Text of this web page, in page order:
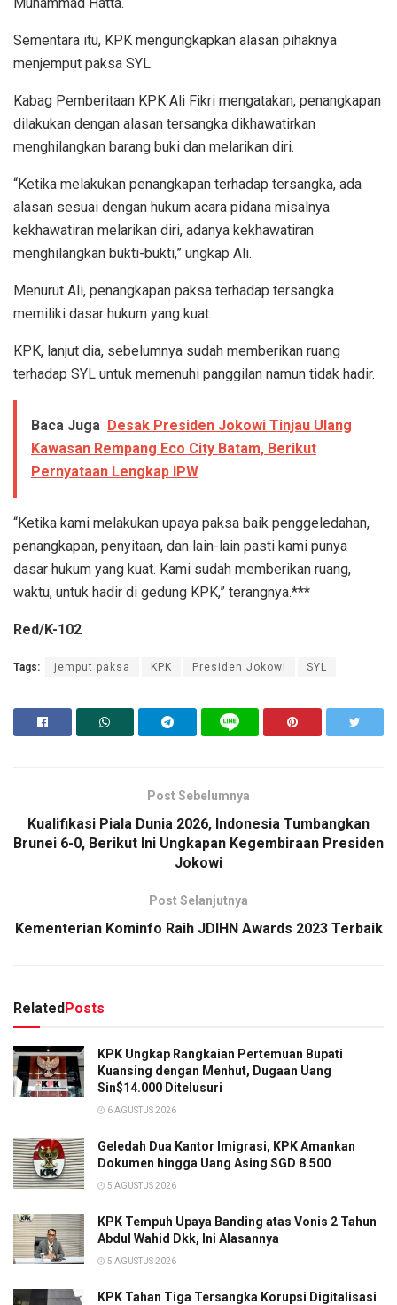
Sementara itu, KPK mengungkapkan alasan pihaknya
menjemput paksa SYL.
Kabag Pemberitaan KPK Ali Fikri mengatakan, penangkapan
dilakukan dengan alasan tersangka dikhawatirkan
menghilangkan barang buki dan melarikan diri.
“Ketika melakukan penangkapan terhadap tersangka, ada
alasan sesuai dengan hukum acara pidana misalnya
kekhawatiran melarikan diri, adanya kekhawatiran
menghilangkan bukti-bukti,” ungkap Ali.
Menurut Ali, penangkapan paksa terhadap tersangka
memiliki dasar hukum yang kuat.
KPK, lanjut dia, sebelumnya sudah memberikan ruang
terhadap SYL untuk memenuhi panggilan namun tidak hadir.
Baca Juga Desak Presiden Jokowi Tinjau Ulang
Kawasan Rempang Eco City Batam, Berikut
Pernyataan Lengkap IPW
“Ketika kami melakukan upaya paksa baik penggeledahan,
penangkapan, penyitaan, dan lain-lain pasti kami punya
dasar hukum yang kuat. Kami sudah memberikan ruang,
waktu, untuk hadir di gedung KPK,” terangnya.***
Red/K-102
Tags: jemput paksa KPK Presiden Jokowi SYL
Post Sebelumnya
Kualifikasi Piala Dunia 2026, Indonesia Tumbangkan
Brunei 6-0, Berikut Ini Ungkapan Kegembiraan Presiden
Jokowi
Post Selanjutnya
Kementerian Kominfo Raih JDIHN Awards 2023 Terbaik
RelatedPosts
KPK Ungkap Rangkaian Pertemuan Bupati
Kuansing dengan Menhut, Dugaan Uang
Sin$14.000 Ditelusuri
6 AGUSTUS 2026
Geledah Dua Kantor Imigrasi, KPK Amankan
Dokumen hingga Uang Asing SGD 8.500
5 AGUSTUS 2026
KPK Tempuh Upaya Banding atas Vonis 2 Tahun
Abdul Wahid Dkk, Ini Alasannya
5 AGUSTUS 2026
KPK Tahan Tiga Tersangka Korupsi Digitalisasi